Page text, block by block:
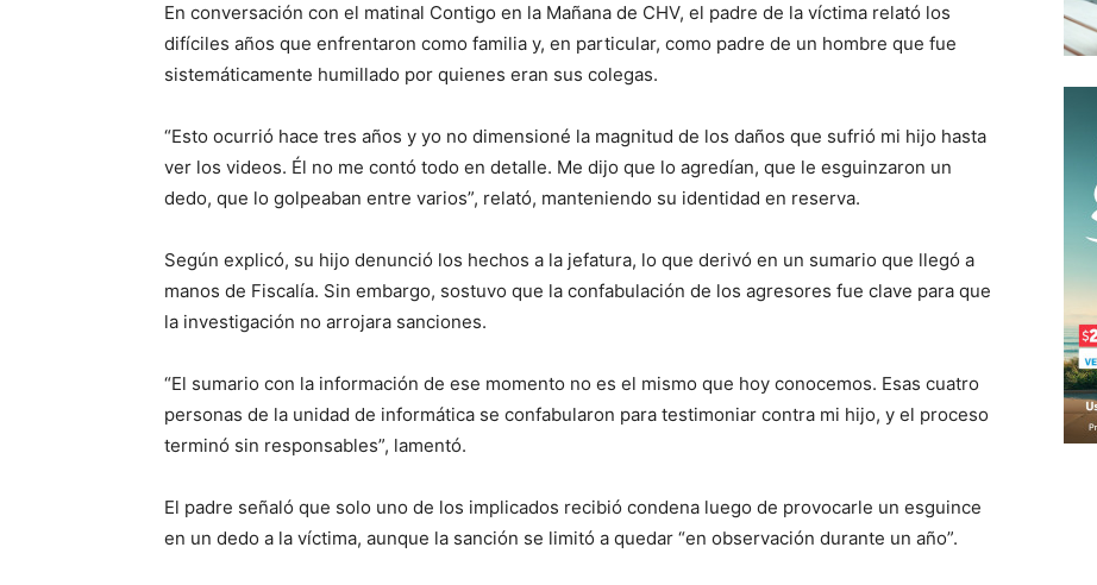
En conversación con el matinal Contigo en la Mañana de CHV, el padre de la víctima relató los
difíciles años que enfrentaron como familia y, en particular, como padre de un hombre que fue
sistemáticamente humillado por quienes eran sus colegas.
“Esto ocurrió hace tres años y yo no dimensioné la magnitud de los daños que sufrió mi hijo hasta
ver los videos. Él no me contó todo en detalle. Me dijo que lo agredían, que le esguinzaron un
dedo, que lo golpeaban entre varios”, relató, manteniendo su identidad en reserva.
Según explicó, su hijo denunció los hechos a la jefatura, lo que derivó en un sumario que llegó a
manos de Fiscalía. Sin embargo, sostuvo que la confabulación de los agresores fue clave para que
la investigación no arrojara sanciones.
“El sumario con la información de ese momento no es el mismo que hoy conocemos. Esas cuatro
personas de la unidad de informática se confabularon para testimoniar contra mi hijo, y el proceso
terminó sin responsables”, lamentó.
El padre señaló que solo uno de los implicados recibió condena luego de provocarle un esguince
en un dedo a la víctima, aunque la sanción se limitó a quedar “en observación durante un año”.